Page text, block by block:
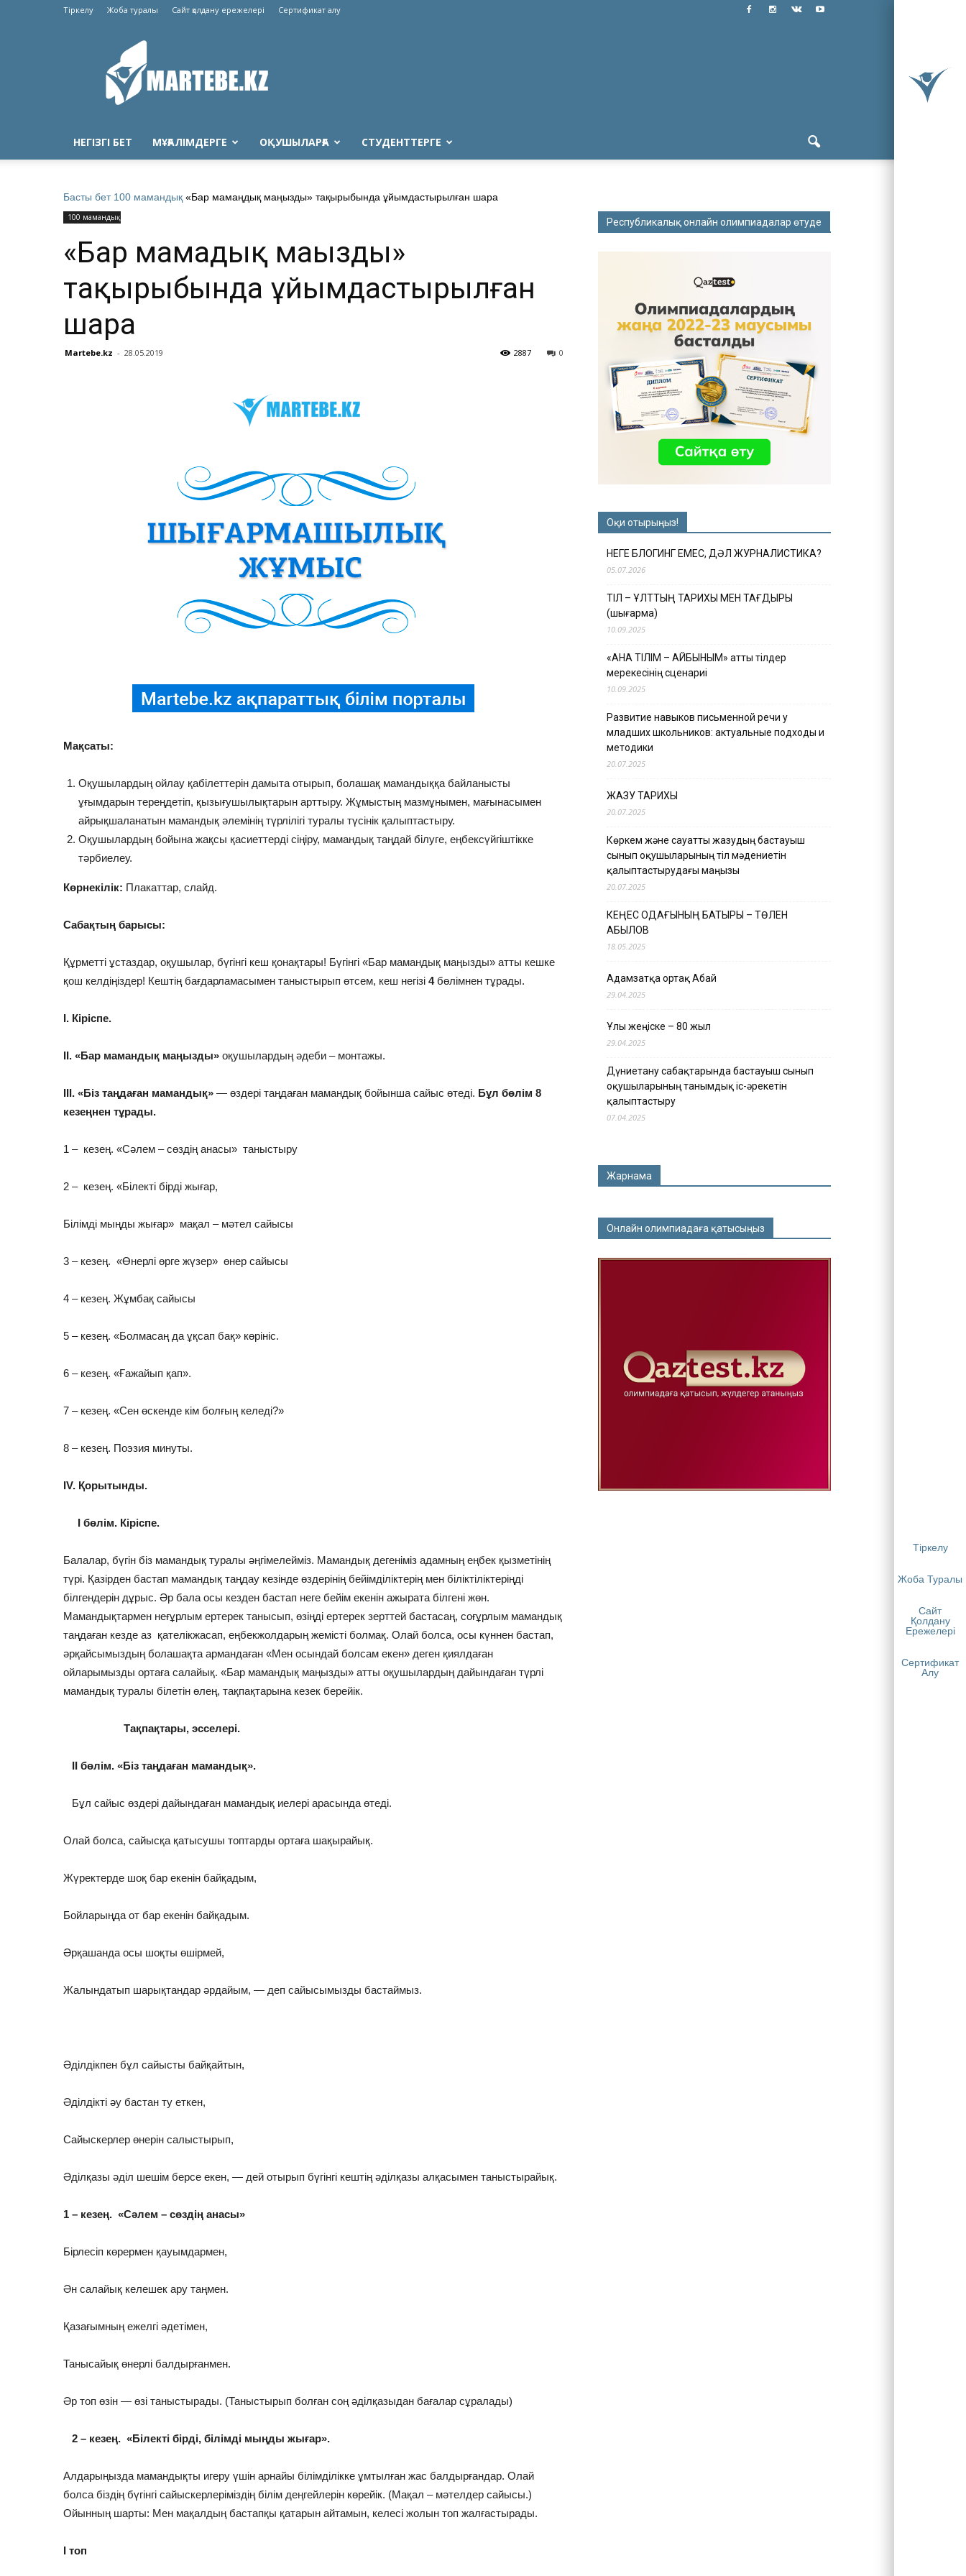
Тіркелу
Жоба Туралы
Сайт
Қолдану
Ережелері
Сертификат
Алу
Тіркелу Жоба туралы Сайт қолдану ережелері Сертификат алу
Martebe.kz
білім
сайты
НЕГІЗГІ БЕТ МҰҒАЛІМДЕРГЕ ОҚУШЫЛАРҒА СТУДЕНТТЕРГЕ
Басты бет 100 мамандық «Бар мамаңдық маңызды» тақырыбында ұйымдастырылған шара
100 мамандық
«Бар мамаңдық маңызды»
тақырыбында ұйымдастырылған
шара
Martebe.kz - 28.05.2019 0
2887
Мақсаты:
Оқушылардың ойлау қабілеттерін дамыта отырып, болашақ мамандыққа байланысты
ұғымдарын тереңдетіп, қызығушылықтарын арттыру. Жұмыстың мазмұнымен, мағынасымен
айрықшаланатын мамандық әлемінің түрлілігі туралы түсінік қалыптастыру.
Оқушылардың бойына жақсы қасиеттерді сіңіру, мамандық таңдай білуге, еңбексүйгіштікке
тәрбиелеу.
Көрнекілік: Плакаттар, слайд.
Сабақтың барысы:
Құрметті ұстаздар, оқушылар, бүгінгі кеш қонақтары! Бүгінгі «Бар мамандық маңызды» атты кешке
қош келдіңіздер! Кештің бағдарламасымен таныстырып өтсем, кеш негізі 4бөлімнен тұрады.
І. Кіріспе.
ІІ. «Бар мамандық маңызды» оқушылардың әдеби – монтажы.
ІІІ. «Біз таңдаған мамандық» — өздері таңдаған мамандық бойынша сайыс өтеді. Бұл бөлім 8
кезеңнен тұрады.
1 – кезең. «Сәлем – сөздің анасы» таныстыру
2 – кезең. «Білекті бірді жығар,
Білімді мыңды жығар» мақал – мәтел сайысы
3 – кезең. «Өнерлі өрге жүзер» өнер сайысы
4 – кезең. Жұмбақ сайысы
5 – кезең. «Болмасаң да ұқсап бақ» көрініс.
6 – кезең. «Ғажайып қап».
7 – кезең. «Сен өскенде кім болғың келеді?»
8 – кезең. Поэзия минуты.
ІV. Қорытынды.
І бөлім. Кіріспе.
Балалар, бүгін біз мамандық туралы әңгімелейміз. Мамандық дегеніміз адамның еңбек қызметінің
түрі. Қазірден бастап мамандық таңдау кезінде өздерінің бейімділіктерің мен біліктіліктеріңді
білгендерін дұрыс. Әр бала осы кезден бастап неге бейім екенін ажырата білгені жөн.
Мамандықтармен неғұрлым ертерек танысып, өзіңді ертерек зерттей бастасаң, соғұрлым мамандық
таңдаған кезде аз қателікжасап, еңбекжолдарың жемісті болмақ. Олай болса, осы күннен бастап,
әрқайсымыздың болашақта армандаған «Мен осындай болсам екен» деген қиялдаған
ойларымызды ортаға салайық. «Бар мамандық маңызды» атты оқушылардың дайындаған түрлі
мамандық туралы білетін өлең, тақпақтарына кезек берейік.
Тақпақтары, эсселері.
ІІ бөлім. «Біз таңдаған мамандық».
Бұл сайыс өздері дайындаған мамандық иелері арасында өтеді.
Олай болса, сайысқа қатысушы топтарды ортаға шақырайық.
Жүректерде шоқ бар екенін байқадым,
Бойларыңда от бар екенін байқадым.
Әрқашанда осы шоқты өшірмей,
Жалындатып шарықтандар әрдайым, — деп сайысымызды бастаймыз.
Әділдікпен бұл сайысты байқайтын,
Әділдікті әу бастан ту еткен,
Сайыскерлер өнерін салыстырып,
Әділқазы әділ шешім берсе екен, — дей отырып бүгінгі кештің әділқазы алқасымен таныстырайық.
1 – кезең. «Сәлем – сөздің анасы»
Бірлесіп көрермен қауымдармен,
Ән салайық келешек ару таңмен.
Қазағымның ежелгі әдетімен,
Танысайық өнерлі балдырғанмен.
Әр топ өзін — өзі таныстырады. (Таныстырып болған соң әділқазыдан бағалар сұралады)
2 – кезең. «Білекті бірді, білімді мыңды жығар».
Алдарыңызда мамандықты игеру үшін арнайы білімділікке ұмтылған жас балдырғандар. Олай
болса біздің бүгінгі сайыскерлеріміздің білім деңгейлерін көрейік. (Мақал – мәтелдер сайысы.)
Ойынның шарты: Мен мақалдың бастапқы қатарын айтамын, келесі жолын топ жалғастырады.
І топ
Республикалық онлайн олимпиадалар өтуде
Оқи отырыңыз!
НЕГЕ БЛОГИНГ ЕМЕС, ДӘЛ ЖУРНАЛИСТИКА?
05.07.2026
ТІЛ – ҰЛТТЫҢ ТАРИХЫ МЕН ТАҒДЫРЫ
(шығарма)
10.09.2025
«АНА ТІЛІМ – АЙБЫНЫМ» атты тілдер
мерекесінің сценариі
10.09.2025
Развитие навыков письменной речи у
младших школьников: актуальные подходы и
методики
20.07.2025
ЖАЗУ ТАРИХЫ
20.07.2025
Көркем және сауатты жазудың бастауыш
сынып оқушыларының тіл мәдениетін
қалыптастырудағы маңызы
20.07.2025
КЕҢЕС ОДАҒЫНЫҢ БАТЫРЫ – ТӨЛЕН
ҚАБЫЛОВ
18.05.2025
Адамзатқа ортақ Абай
29.04.2025
Ұлы жеңіске – 80 жыл
29.04.2025
Дүниетану сабақтарында бастауыш сынып
оқушыларының танымдық іс-әрекетін
қалыптастыру
07.04.2025
Жарнама
Онлайн олимпиадаға қатысыңыз